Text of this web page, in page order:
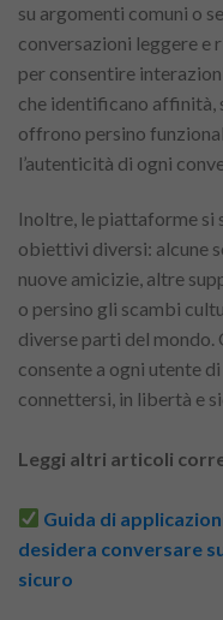
su argomenti comuni o
conversazioni leggere e
per consentire
che identificano
offrono persino
l’autenticità di ogni
Inoltre, le piattaforme si
obiettivi diversi: alcune
nuove amicizie, altre
o persino gli scambi
diverse parti del
consente a ogni utente
connettersi, in libertà e
Leggi altri articoli
Guida di
desidera conversare
sicuro